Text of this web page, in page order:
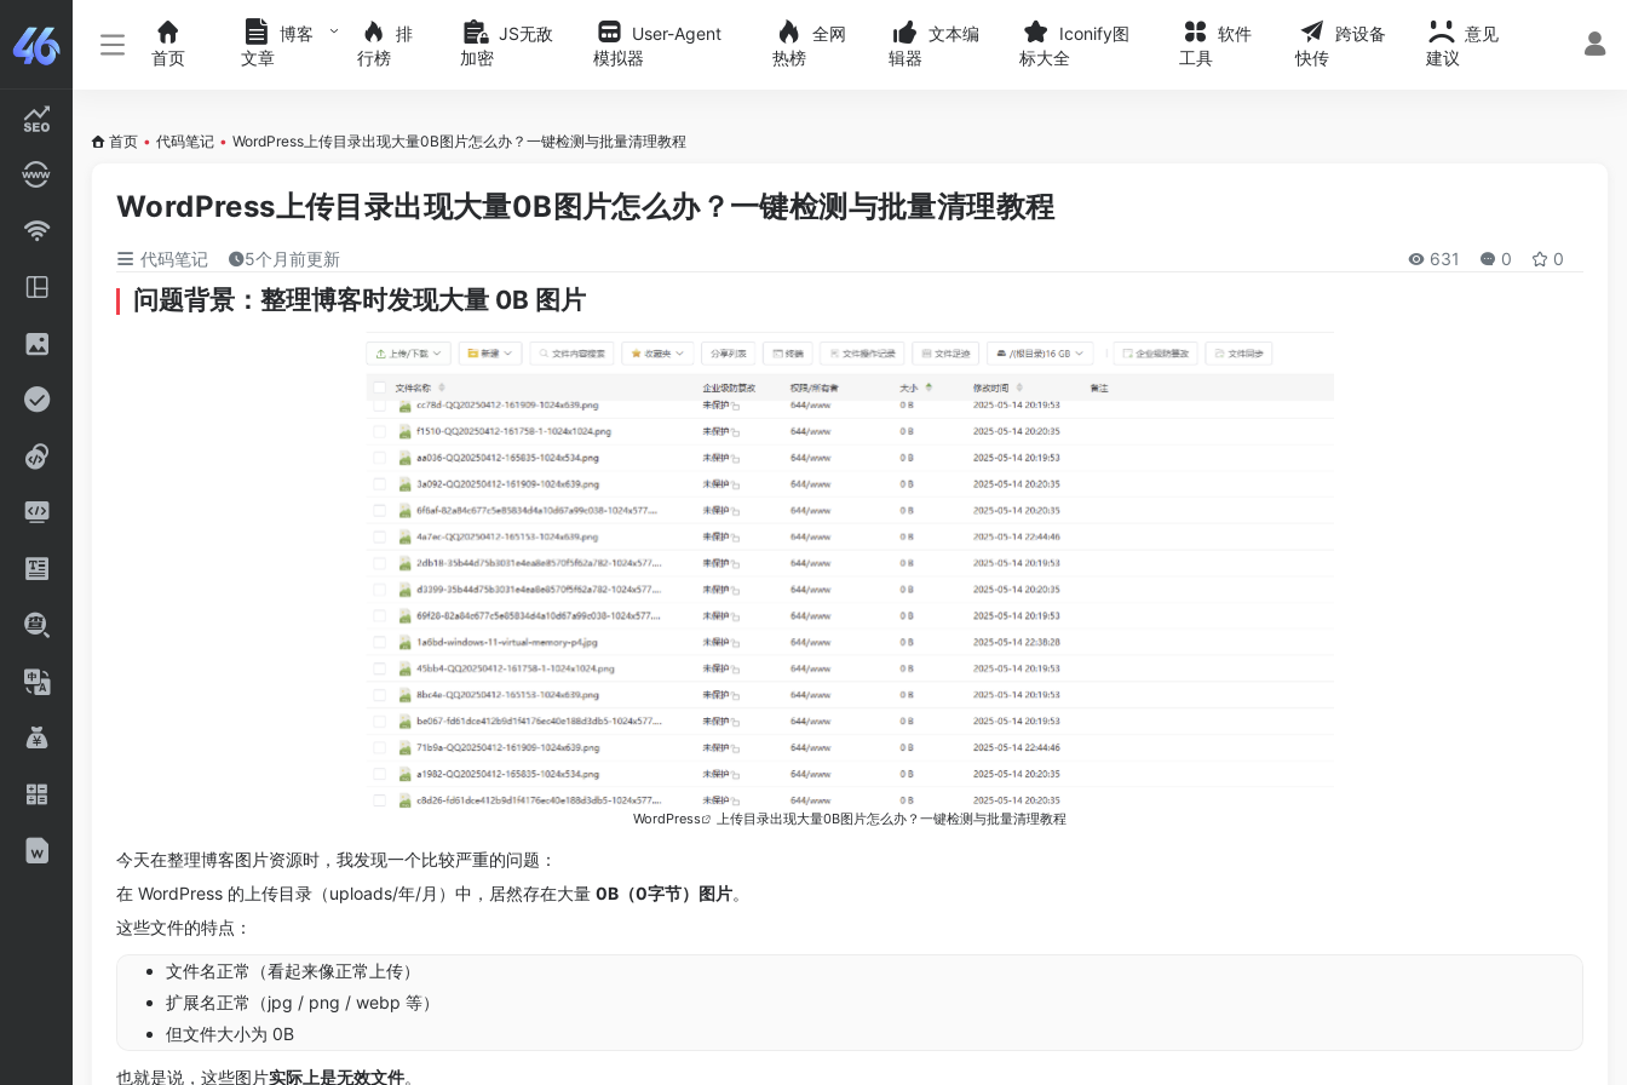
首页
博客
文章
排
行榜
JS无敌
加密
User-Agent
模拟器
全网
热榜
文本编
辑器
Iconify图
标大全
软件
工具
跨设备
快传
意见
建议
首页 • 代码笔记 • WordPress上传目录出现大量0B图片怎么办？一键检测与批量清理教程
WordPress上传目录出现大量0B图片怎么办？一键检测与批量清理教程
代码笔记 5个月前更新 631 0 0
问题背景：整理博客时发现大量 0B 图片
WordPress 上传目录出现大量0B图片怎么办？一键检测与批量清理教程
今天在整理博客图片资源时，我发现一个比较严重的问题：
在 WordPress 的上传目录（uploads/年/月）中，居然存在大量 0B（0字节）图片。
这些文件的特点：
文件名正常（看起来像正常上传）
扩展名正常（jpg / png / webp 等）
但文件大小为 0B
也就是说，这些图片实际上是无效文件。